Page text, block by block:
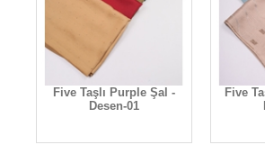
Five Taşlı Purple Şal -
Desen-01
Five